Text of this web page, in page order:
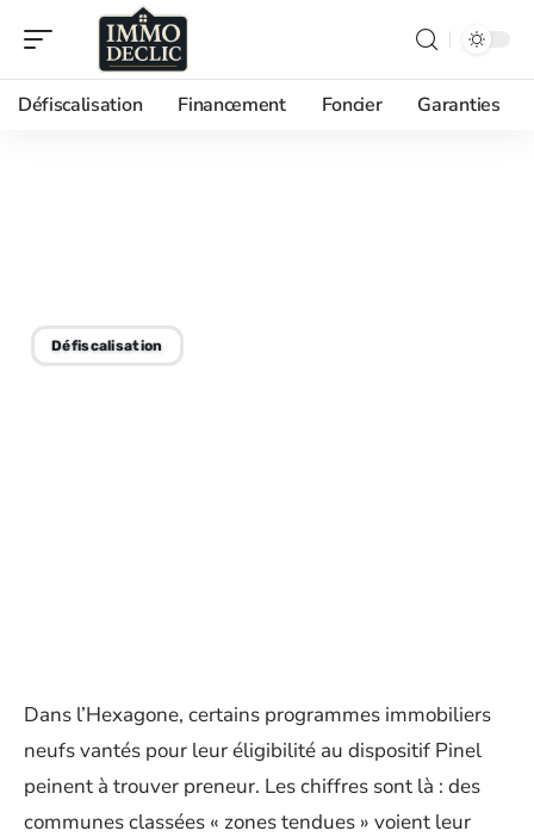
Défiscalisation Financement Foncier Garanties
Défiscalisation
Dans l’Hexagone, certains programmes immobiliers
neufs vantés pour leur éligibilité au dispositif Pinel
peinent à trouver preneur. Les chiffres sont là : des
communes classées « zones tendues » voient leur